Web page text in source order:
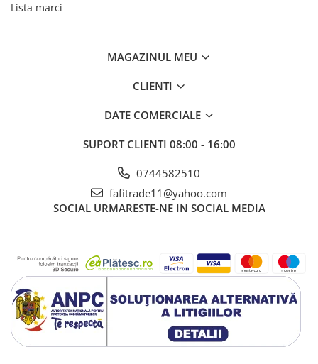
Lista marci
MAGAZINUL MEU
CLIENTI
DATE COMERCIALE
SUPORT CLIENTI 08:00 - 16:00
0744582510
fafitrade11@yahoo.com
SOCIAL URMARESTE-NE IN SOCIAL MEDIA